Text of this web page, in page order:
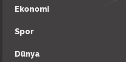
Ekonomi
Spor
Dünya